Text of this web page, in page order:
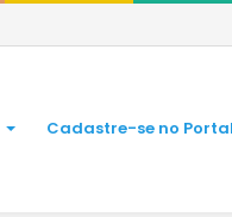
Cadastre-se no